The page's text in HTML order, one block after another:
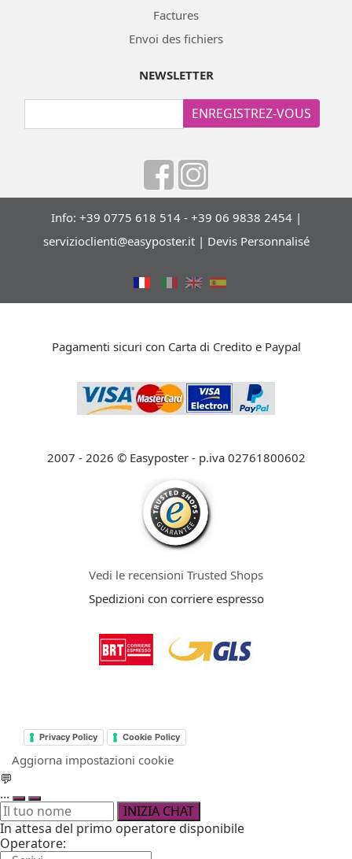
Factures
Envoi des fichiers
NEWSLETTER
ENREGISTREZ-VOUS
Info: +39 0775 618 514 - +39 06 9838 2454 |
servizioclienti@easyposter.it| Devis Personnalisé
Pagamenti sicuri con Carta di Credito e Paypal
2007 - 2026 © Easyposter - p.iva 02761800602
Vedi le recensioni Trusted Shops
Spedizioni con corriere espresso
Privacy Policy Cookie Policy
Aggiorna impostazioni cookie
💬
...
INIZIA CHAT
In attesa del primo operatore disponibile
Operatore: